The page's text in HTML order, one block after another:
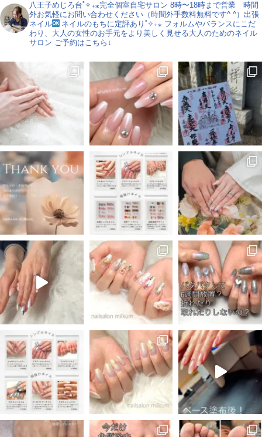
八王子めじろ台˚✧₊⁎完全個室自宅サロン 8時〜18時まで営業 時間
外お気軽にお問い合わせください（時間外手数料無料です^ ^）出張
ネイル
ネイルのもちに定評あり˚✧₊⁎ フォルムやバランスにこだ
わり、大人の女性のお手元をより美しく見せる大人のためのネイル
サロン ご予約はこちら↓